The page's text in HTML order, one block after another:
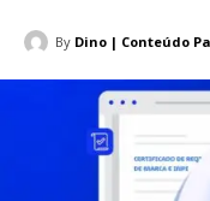
By Dino | Conteúdo